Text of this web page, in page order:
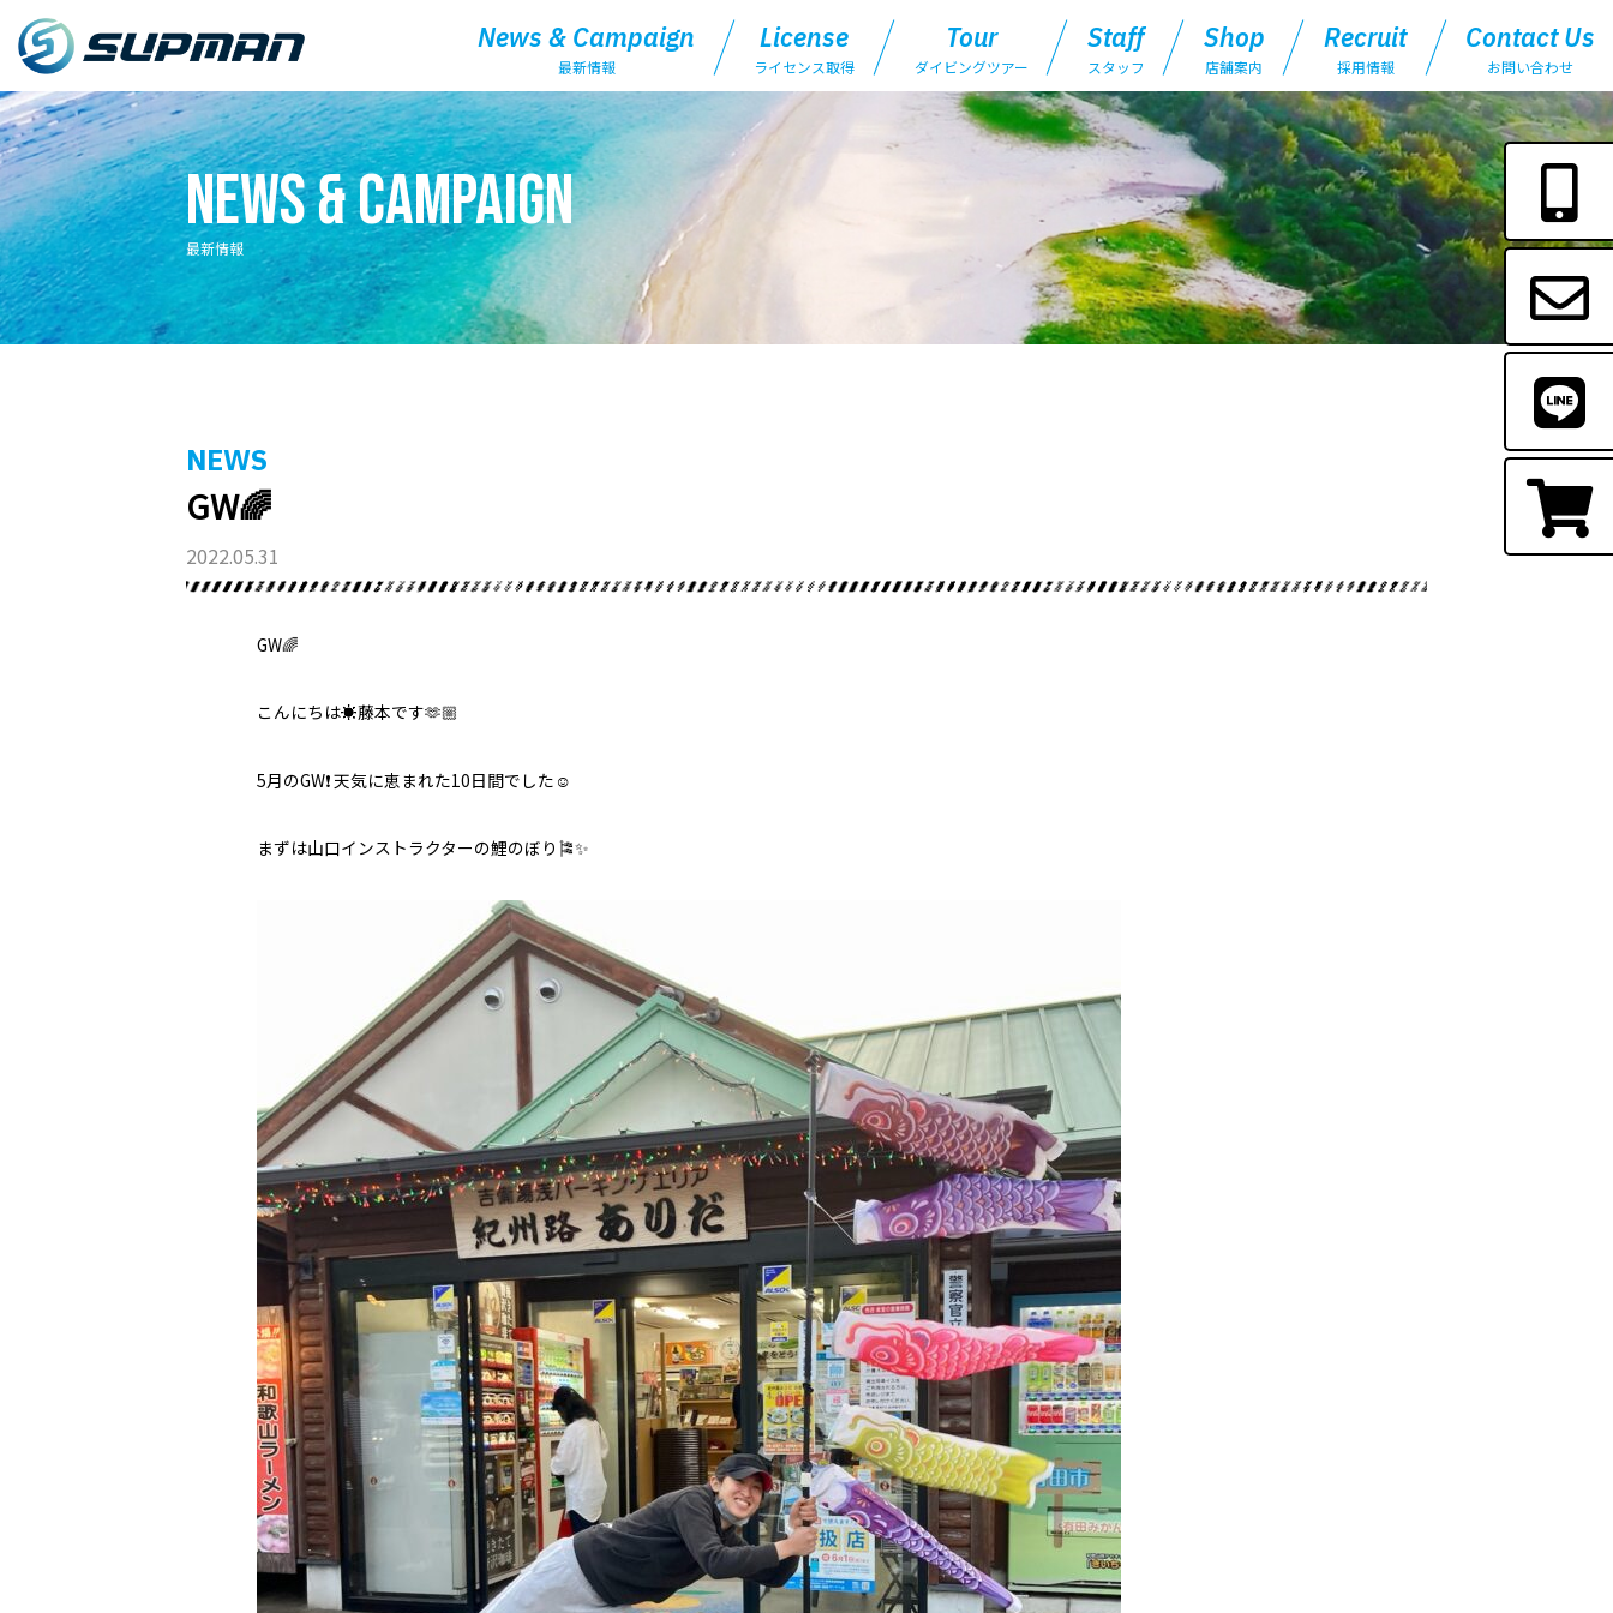
News & Campaign
最新情報
License
ライセンス取得
Tour
ダイビングツアー
Staff
スタッフ
Shop
店舗案内
Recruit
採用情報
Contact Us
お問い合わせ
最新情報
スタッフ 店舗案内
お問い合わせ オンラインストア
News & Campaign
最新情報
NEWS
GW🌈
2022.05.31
GW🌈
こんにちは☀️藤本です🫶🏼
5月のGW❗️ 天気に恵まれた10日間でした☺︎
まずは山口インストラクターの鯉のぼり🎏✨